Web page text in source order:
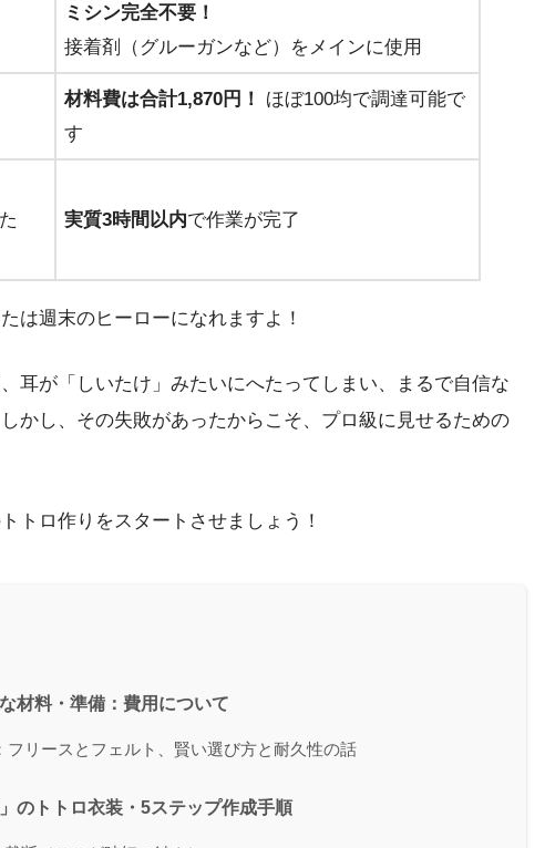
ミシン完全不要！
接着剤（グルーガンなど）をメインに使用
材料費は合計1,870円！
ほぼ100均で調達可能で
す
実質3時間以内で作業が完了
は週末のヒーローになれますよ！
耳が「しいたけ」みたいにへたってしまい、まるで自信な
かし、その失敗があったからこそ、プロ級に見せるための
トロ作りをスタートさせましょう！
材料・準備：費用について
フリースとフェルト、賢い選び方と耐久性の話
のトトロ衣装・5ステップ作成手順